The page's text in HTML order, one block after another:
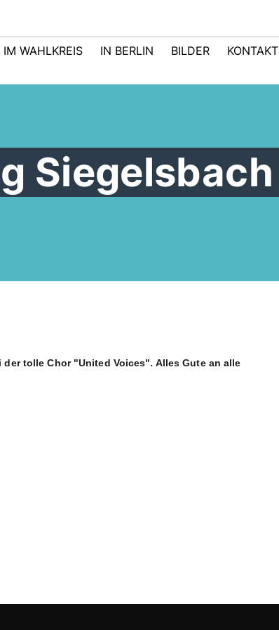
IM WAHLKREIS IN BERLIN BILDER
KONTAKT
Siegelsbach
tolle Chor "United Voices". Alles Gute an alle